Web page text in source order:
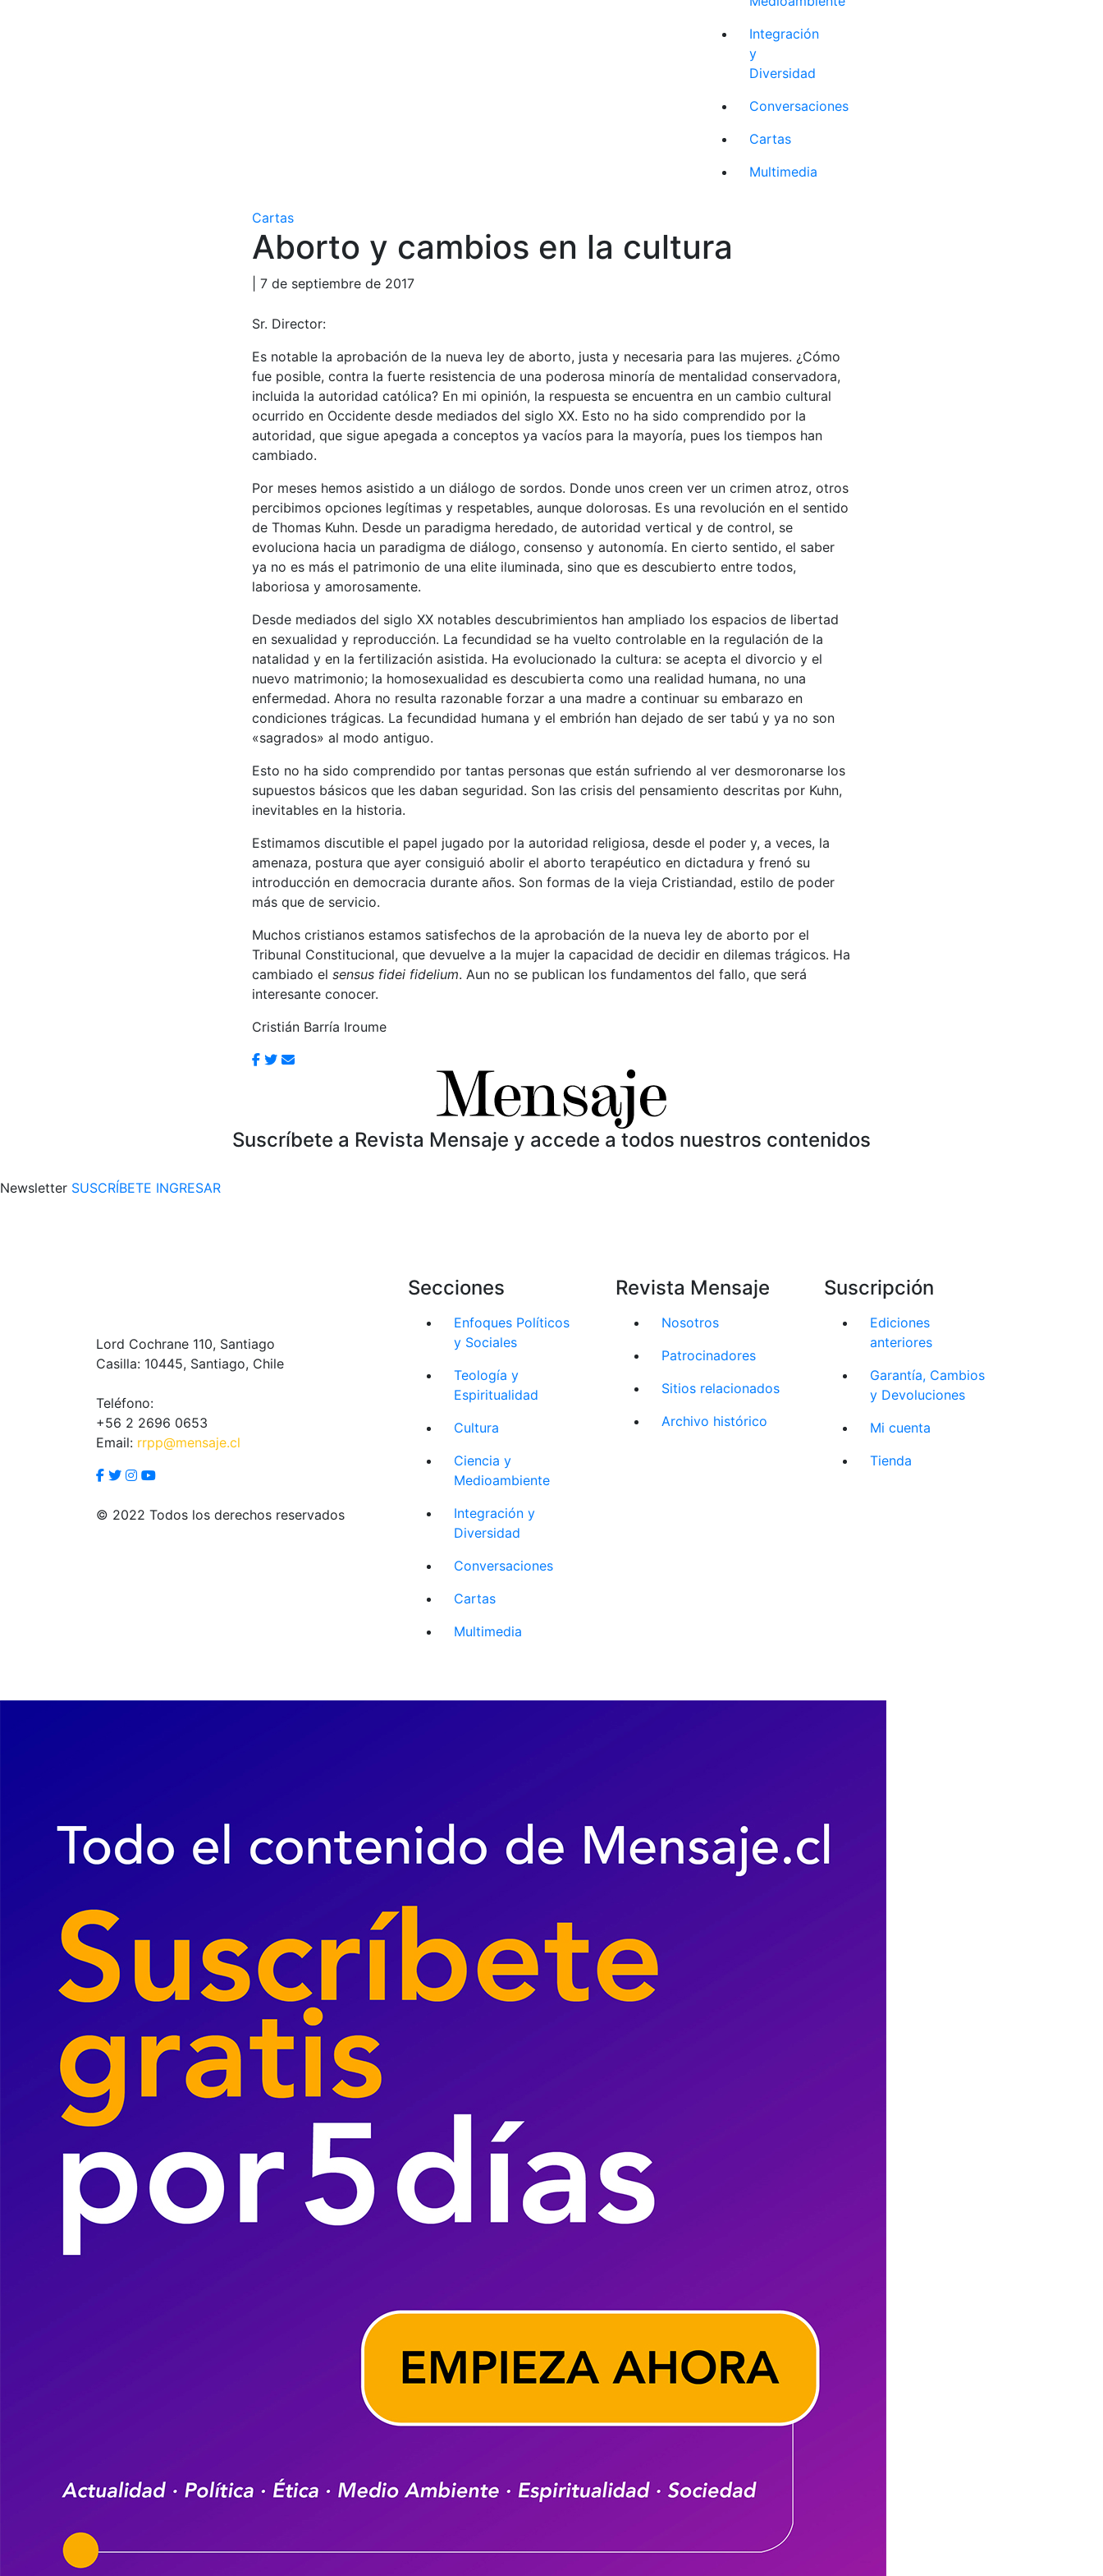
Integración
y
Diversidad
Conversaciones
Cartas
Multimedia
Cartas
Aborto y cambios en la cultura
| 7 de septiembre de 2017
Sr. Director:
Es notable la aprobación de la nueva ley de aborto, justa y necesaria para las mujeres. ¿Cómo
fue posible, contra la fuerte resistencia de una poderosa minoría de mentalidad conservadora,
incluida la autoridad católica? En mi opinión, la respuesta se encuentra en un cambio cultural
ocurrido en Occidente desde mediados del siglo XX. Esto no ha sido comprendido por la
autoridad, que sigue apegada a conceptos ya vacíos para la mayoría, pues los tiempos han
cambiado.
Por meses hemos asistido a un diálogo de sordos. Donde unos creen ver un crimen atroz, otros
percibimos opciones legítimas y respetables, aunque dolorosas. Es una revolución en el sentido
de Thomas Kuhn. Desde un paradigma heredado, de autoridad vertical y de control, se
evoluciona hacia un paradigma de diálogo, consenso y autonomía. En cierto sentido, el saber
ya no es más el patrimonio de una elite iluminada, sino que es descubierto entre todos,
laboriosa y amorosamente.
Desde mediados del siglo XX notables descubrimientos han ampliado los espacios de libertad
en sexualidad y reproducción. La fecundidad se ha vuelto controlable en la regulación de la
natalidad y en la fertilización asistida. Ha evolucionado la cultura: se acepta el divorcio y el
nuevo matrimonio; la homosexualidad es descubierta como una realidad humana, no una
enfermedad. Ahora no resulta razonable forzar a una madre a continuar su embarazo en
condiciones trágicas. La fecundidad humana y el embrión han dejado de ser tabú y ya no son
«sagrados» al modo antiguo.
Esto no ha sido comprendido por tantas personas que están sufriendo al ver desmoronarse los
supuestos básicos que les daban seguridad. Son las crisis del pensamiento descritas por Kuhn,
inevitables en la historia.
Estimamos discutible el papel jugado por la autoridad religiosa, desde el poder y, a veces, la
amenaza, postura que ayer consiguió abolir el aborto terapéutico en dictadura y frenó su
introducción en democracia durante años. Son formas de la vieja Cristiandad, estilo de poder
más que de servicio.
Muchos cristianos estamos satisfechos de la aprobación de la nueva ley de aborto por el
Tribunal Constitucional, que devuelve a la mujer la capacidad de decidir en dilemas trágicos. Ha
cambiado el sensus fidei fidelium. Aun no se publican los fundamentos del fallo, que será
interesante conocer.
Cristián Barría Iroume
Suscríbete a Revista Mensaje y accede a todos nuestros contenidos
Newsletter SUSCRÍBETE INGRESAR
Lord Cochrane 110, Santiago
Casilla: 10445, Santiago, Chile
Teléfono:
+56 2 2696 0653
Email: rrpp@mensaje.cl
© 2022 Todos los derechos reservados
Secciones
Enfoques Políticos
y Sociales
Teología y
Espiritualidad
Cultura
Ciencia y
Medioambiente
Integración y
Diversidad
Conversaciones
Cartas
Multimedia
Revista Mensaje
Nosotros
Patrocinadores
Sitios relacionados
Archivo histórico
Suscripción
Ediciones
anteriores
Garantía, Cambios
y Devoluciones
Mi cuenta
Tienda